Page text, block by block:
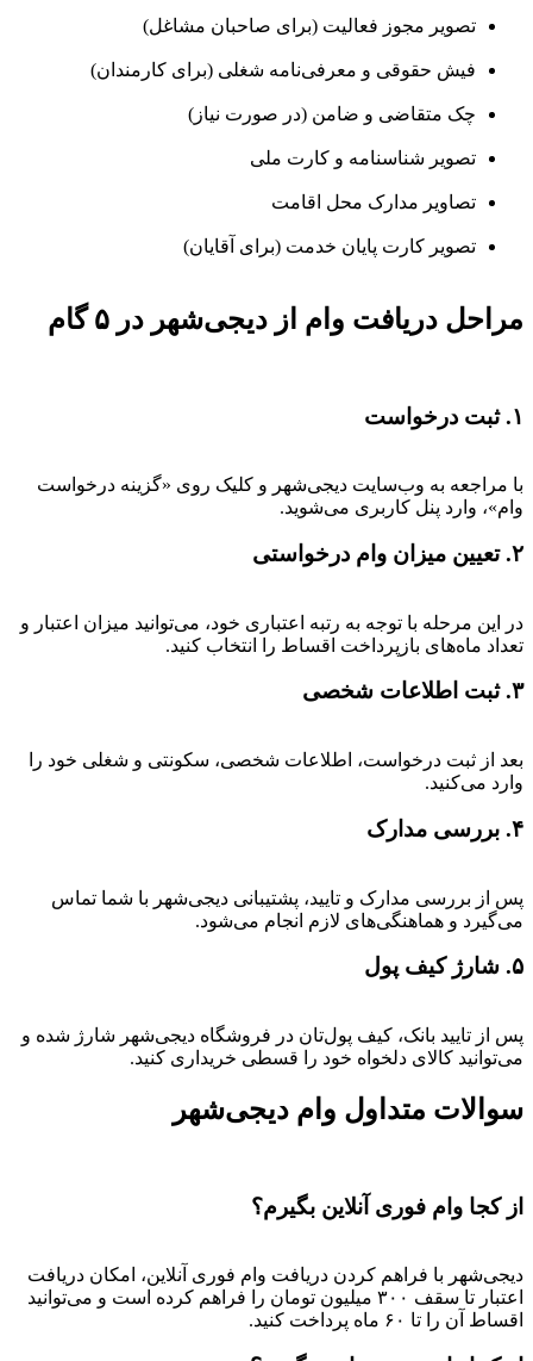
تصویر مجوز فعالیت (برای صاحبان مشاغل)
فیش حقوقی و معرفی‌نامه شغلی (برای کارمندان)
چک متقاضی و ضامن (در صورت نیاز)
تصویر شناسنامه و کارت ملی
تصاویر مدارک محل اقامت
تصویر کارت پایان خدمت (برای آقایان)
مراحل دریافت وام از دیجی‌شهر در ۵ گام
۱. ثبت درخواست
با مراجعه به وب‌سایت دیجی‌شهر و کلیک روی «گزینه درخواست
وام»، وارد پنل کاربری می‌شوید.
۲. تعیین میزان وام درخواستی
در این مرحله با توجه به رتبه اعتباری خود، می‌توانید میزان اعتبار و
تعداد ماه‌های بازپرداخت اقساط را انتخاب کنید.
۳. ثبت اطلاعات شخصی
بعد از ثبت درخواست، اطلاعات شخصی، سکونتی و شغلی خود را
وارد می‌کنید.
۴. بررسی مدارک
پس از بررسی مدارک و تایید، پشتیبانی دیجی‌شهر با شما تماس
می‌گیرد و هماهنگی‌های لازم انجام می‌شود.
۵. شارژ کیف پول
پس از تایید بانک، کیف پول‌تان در فروشگاه دیجی‌شهر شارژ شده و
می‌توانید کالای دلخواه خود را قسطی خریداری کنید.
سوالات متداول وام دیجی‌شهر
از کجا وام فوری آنلاین بگیرم؟
دیجی‌شهر با فراهم کردن دریافت وام فوری آنلاین، امکان دریافت
اعتبار تا سقف ۳۰۰ میلیون تومان را فراهم کرده است و می‌توانید
اقساط آن را تا ۶۰ ماه پرداخت کنید.